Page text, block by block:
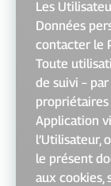
Les
Données
contacter le
Toute
de suivi –
Application
l’Utilisateur,
le présent
aux cookies,